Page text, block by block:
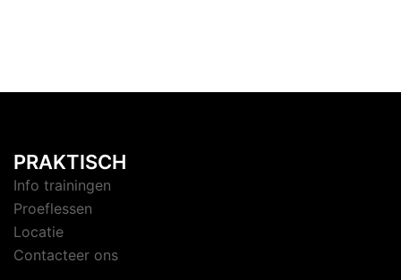
PRAKTISCH
Info trainingen
Proeflessen
Locatie
Contacteer ons